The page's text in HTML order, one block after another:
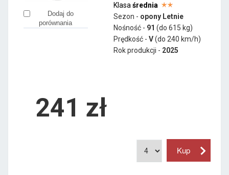
Dodaj do
porównania
Klasa średnia
Sezon - opony Letnie
Nośność - 91 (do 615 kg)
Prędkość - V(do 240 km/h)
Rok produkcji - 2025
241 zł